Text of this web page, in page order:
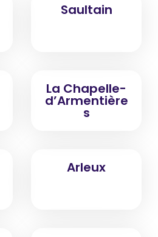
Saultain
La Chapelle-
d’Armentière
s
Arleux